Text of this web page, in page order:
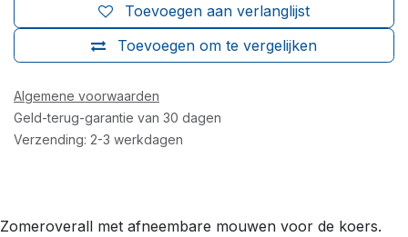
Toevoegen om te vergelijken
Toevoegen aan verlanglijst
Algemene voorwaarden
Geld-terug-garantie van 30 dagen
Verzending: 2-3 werkdagen
Zomeroverall met afneembare mouwen voor de koers.